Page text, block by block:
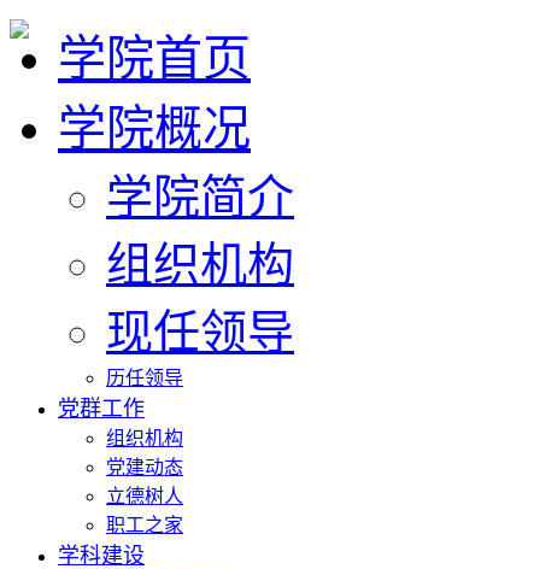
学院首页
学院概况
学院简介
组织机构
现任领导
历任领导
党群工作
组织机构
党建动态
立德树人
职工之家
学科建设